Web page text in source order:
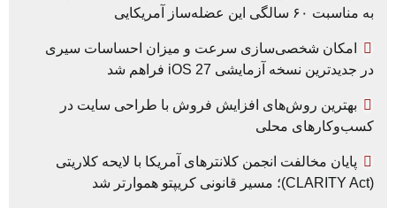
به مناسبت ۶۰ سالگی این عضله‌ساز آمریکایی
امکان شخصی‌سازی سرعت و میزان احساسات سیری
در جدیدترین نسخه آزمایشی iOS 27 فراهم شد
بهترین روش‌های افزایش فروش با طراحی سایت در
کسب‌وکارهای محلی
پایان مخالفت انجمن کلانترهای آمریکا با لایحه کلاریتی
(CLARITY Act)؛ مسیر قانونی کریپتو هموارتر شد